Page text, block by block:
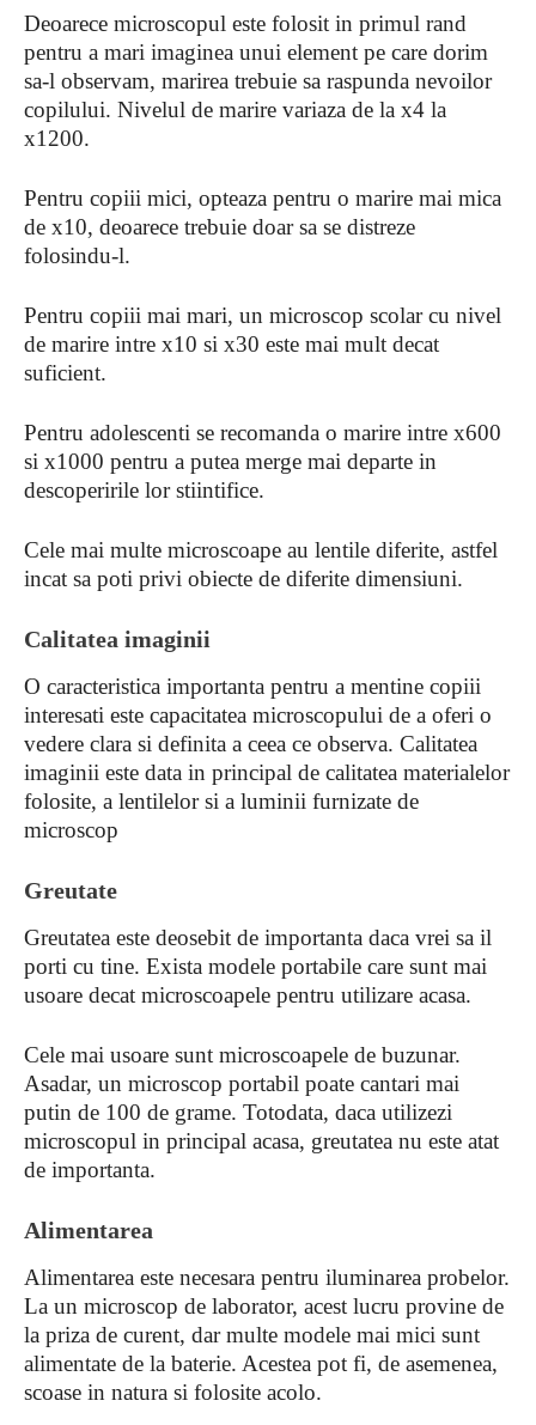
Deoarece microscopul este folosit in primul rand
pentru a mari imaginea unui element pe care dorim
sa-l observam, marirea trebuie sa raspunda nevoilor
copilului. Nivelul de marire variaza de la x4 la
x1200.
Pentru copiii mici, opteaza pentru o marire mai mica
de x10, deoarece trebuie doar sa se distreze
folosindu-l.
Pentru copiii mai mari, un microscop scolar cu nivel
de marire intre x10 si x30 este mai mult decat
suficient.
Pentru adolescenti se recomanda o marire intre x600
si x1000 pentru a putea merge mai departe in
descoperirile lor stiintifice.
Cele mai multe microscoape au lentile diferite, astfel
incat sa poti privi obiecte de diferite dimensiuni.
Calitatea imaginii
O caracteristica importanta pentru a mentine copiii
interesati este capacitatea microscopului de a oferi o
vedere clara si definita a ceea ce observa. Calitatea
imaginii este data in principal de calitatea materialelor
folosite, a lentilelor si a luminii furnizate de
microscop
Greutate
Greutatea este deosebit de importanta daca vrei sa il
porti cu tine. Exista modele portabile care sunt mai
usoare decat microscoapele pentru utilizare acasa.
Cele mai usoare sunt microscoapele de buzunar.
Asadar, un microscop portabil poate cantari mai
putin de 100 de grame. Totodata, daca utilizezi
microscopul in principal acasa, greutatea nu este atat
de importanta.
Alimentarea
Alimentarea este necesara pentru iluminarea probelor.
La un microscop de laborator, acest lucru provine de
la priza de curent, dar multe modele mai mici sunt
alimentate de la baterie. Acestea pot fi, de asemenea,
scoase in natura si folosite acolo.